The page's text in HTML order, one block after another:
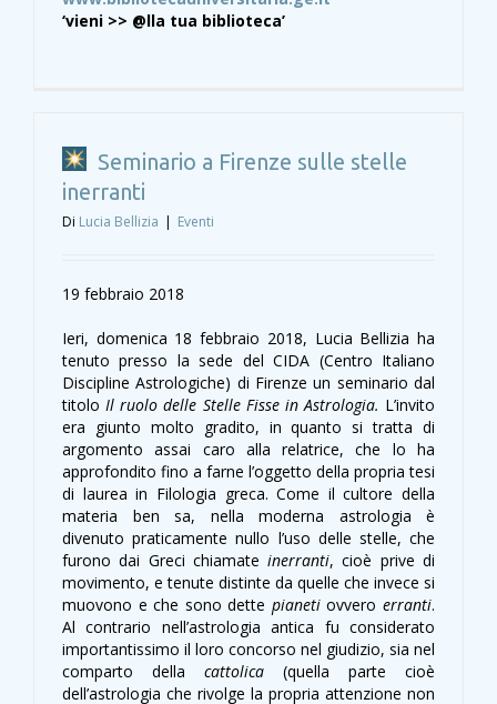
‘vieni >> @lla tua biblioteca’
Seminario a Firenze sulle stelle
inerranti
Di Lucia Bellizia | Eventi
19 febbraio 2018
Ieri, domenica 18 febbraio 2018, Lucia Bellizia ha
tenuto presso la sede del CIDA (Centro Italiano
Discipline Astrologiche) di Firenze un seminario dal
titoloIl ruolo delle Stelle Fisse in Astrologia. L’invito
era giunto molto gradito, in quanto si tratta di
argomento assai caro alla relatrice, che lo ha
approfondito fino a farne l’oggetto della propria tesi
di laurea in Filologia greca. Come il cultore della
materia ben sa, nella moderna astrologia è
divenuto praticamente nullo l’uso delle stelle, che
furono dai Greci chiamateinerranti, cioè prive di
movimento, e tenute distinte da quelle che invece si
muovono e che sono dette pianetiovveroerranti.
Al contrario nell’astrologia antica fu considerato
importantissimo il loro concorso nel giudizio, sia nel
comparto della cattolica (quella parte cioè
dell’astrologia che rivolge la propria attenzione non